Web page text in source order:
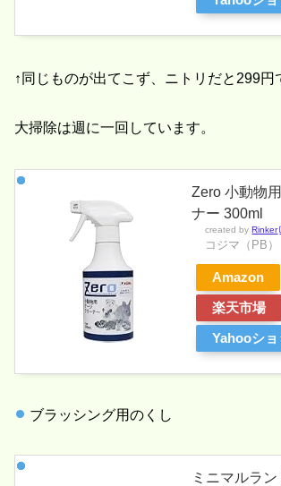
↑同じものが出てこず、ニトリだと299円
大掃除は週に一回しています。
Zero 小動物
ナー 300ml
created byRinker
コジマ（PB）
Amazon
楽天市場
Yahooシ
ブラッシング用のくし
ミニマルラ